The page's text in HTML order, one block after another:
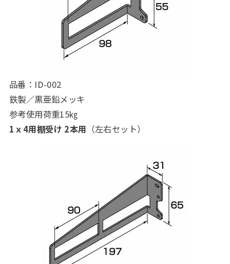
品番：ID-002
鉄製／黒亜鉛メッキ
参考使用荷重15㎏
1ｘ4用棚受け 2本用 （左右セット）